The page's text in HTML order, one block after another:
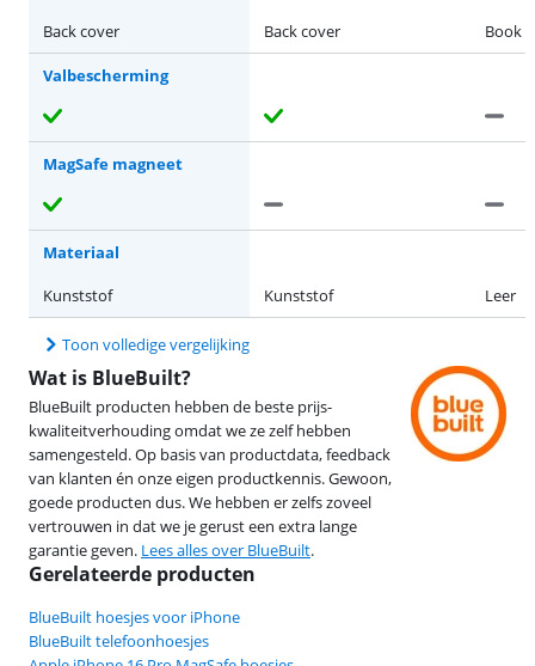
Back cover
Back cover Book
Valbescherming
MagSafe magneet
Materiaal
Kunststof
Kunststof Leer
Toon volledige vergelijking
Wat is BlueBuilt?
BlueBuilt producten hebben de beste prijs-
kwaliteitverhouding omdat we ze zelf hebben
samengesteld. Op basis van productdata, feedback
van klanten én onze eigen productkennis. Gewoon,
goede producten dus. We hebben er zelfs zoveel
vertrouwen in dat we je gerust een extra lange
garantie geven. Lees alles over BlueBuilt.
Gerelateerde producten
BlueBuilt hoesjes voor iPhone
BlueBuilt telefoonhoesjes